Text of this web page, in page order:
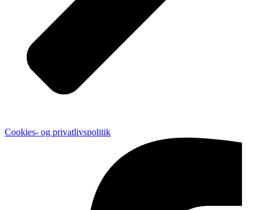
Cookies- og privatlivspolitik